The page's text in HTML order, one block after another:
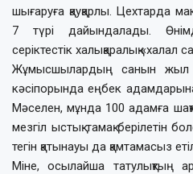
шығаруға қауқарлы. Цехтарда
7 түрі дайындалады.
серіктестік халықаралық «халал
Жұмысшылардың санын жыл
кәсіпорында еңбек
Мәселен, мұнда 100 адамға
мезгіл ыстық тамақ берілетін
тегін қатынауы да қамтамасыз
Міне, осылайша татулықтың